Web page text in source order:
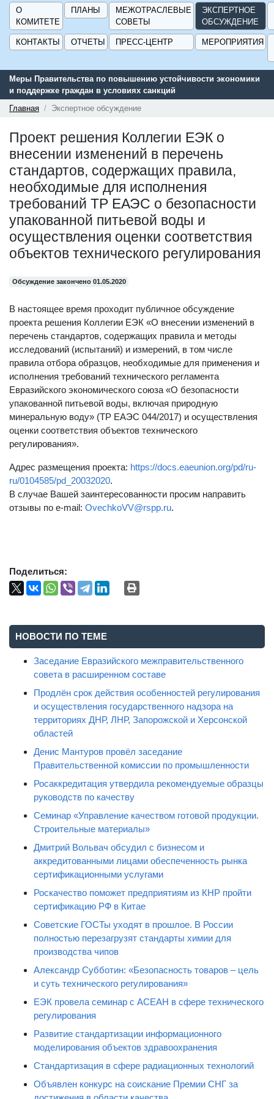
О
КОМИТЕТЕ
ПЛАНЫ
МЕЖОТРАСЛЕВЫЕ
СОВЕТЫ
ЭКСПЕРТНОЕ
ОБСУЖДЕНИЕ
КОНТАКТЫ ОТЧЕТЫ ПРЕСС-ЦЕНТР МЕРОПРИЯТИЯ
Меры Правительства по повышению устойчивости экономики
и поддержке граждан в условиях санкций
Главная
Экспертное обсуждение
Проект решения Коллегии ЕЭК о
внесении изменений в перечень
стандартов, содержащих правила,
необходимые для исполнения
требований ТР ЕАЭС о безопасности
упакованной питьевой воды и
осуществления оценки соответствия
объектов технического регулирования
Обсуждение закончено 01.05.2020
В настоящее время проходит публичное обсуждение
проекта решения Коллегии ЕЭК «О внесении изменений в
перечень стандартов, содержащих правила и методы
исследований (испытаний) и измерений, в том числе
правила отбора образцов, необходимые для применения и
исполнения требований технического регламента
Евразийского экономического союза «О безопасности
упакованной питьевой воды, включая природную
минеральную воду» (ТР ЕАЭС 044/2017) и осуществления
оценки соответствия объектов технического
регулирования».
Адрес размещения проекта: https://docs.eaeunion.org/pd/ru-
ru/0104585/pd_20032020.
В случае Вашей заинтересованности просим направить
отзывы по e-mail: OvechkoVV@rspp.ru.
Поделиться:
НОВОСТИ ПО ТЕМЕ
Заседание Евразийского межправительственного
совета в расширенном составе
Продлён срок действия особенностей регулирования
и осуществления государственного надзора на
территориях ДНР, ЛНР, Запорожской и Херсонской
областей
Денис Мантуров провёл заседание
Правительственной комиссии по промышленности
Росаккредитация утвердила рекомендуемые образцы
руководств по качеству
Семинар «Управление качеством готовой продукции.
Строительные материалы»
Дмитрий Вольвач обсудил с бизнесом и
аккредитованными лицами обеспеченность рынка
сертификационными услугами
Роскачество поможет предприятиям из КНР пройти
сертификацию РФ в Китае
Советские ГОСТы уходят в прошлое. В России
полностью перезагрузят стандарты химии для
производства чипов
Александр Субботин: «Безопасность товаров – цель
и суть технического регулирования»
ЕЭК провела семинар с АСЕАН в сфере технического
регулирования
Развитие стандартизации информационного
моделирования объектов здравоохранения
Стандартизация в сфере радиационных технологий
Объявлен конкурс на соискание Премии СНГ за